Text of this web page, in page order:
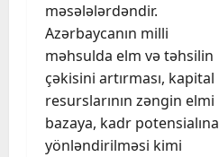
məsələlərdəndir.
Azərbaycanın milli
məhsulda elm və təhsilin
çəkisini artırması, kapital
resurslarının zəngin elmi
bazaya, kadr potensialına
yönləndirilməsi kimi